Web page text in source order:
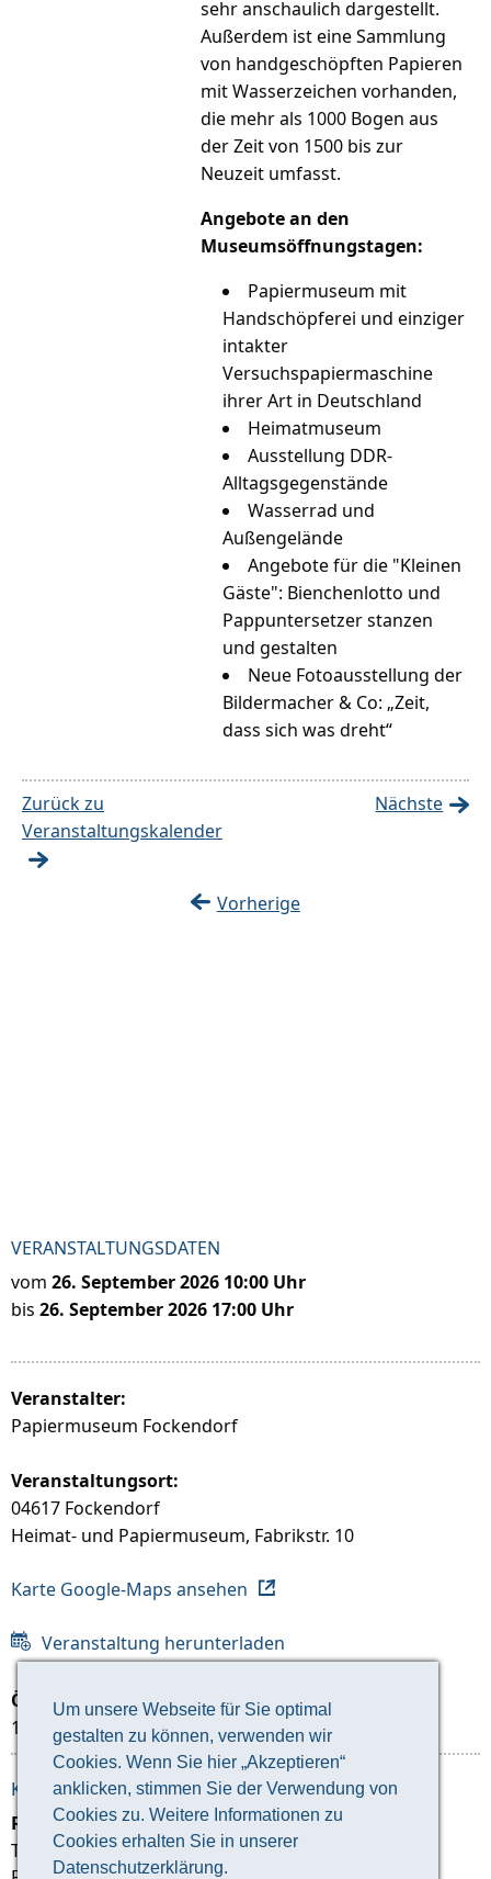
Um unsere Webseite für Sie optimal
gestalten zu können, verwenden wir
Cookies. Wenn Sie hier „Akzeptieren“
anklicken, stimmen Sie der Verwendung von
Cookies zu. Weitere Informationen zu
Cookies erhalten Sie in unserer
Datenschutzerklärung.
sehr anschaulich dargestellt.
Außerdem ist eine Sammlung
von handgeschöpften Papieren
mit Wasserzeichen vorhanden,
die mehr als 1000 Bogen aus
der Zeit von 1500 bis zur
Neuzeit umfasst.
Angebote an den
Museumsöffnungstagen:
Papiermuseum mit
Handschöpferei und einziger
intakter
Versuchspapiermaschine
ihrer Art in Deutschland
Heimatmuseum
Ausstellung DDR-
Alltagsgegenstände
Wasserrad und
Außengelände
Angebote für die "Kleinen
Gäste": Bienchenlotto und
Pappuntersetzer stanzen
und gestalten
Neue Fotoausstellung der
Bildermacher & Co: „Zeit,
dass sich was dreht“
Vorherige
Zurück zu
Veranstaltungskalender
Nächste
VERANSTALTUNGSDATEN
vom 26. September 2026 10:00 Uhr
bis 26. September 2026 17:00 Uhr
Veranstalter:
Papiermuseum Fockendorf
Veranstaltungsort:
04617 Fockendorf
Heimat- und Papiermuseum, Fabrikstr. 10
Karte Google-Maps ansehen
Veranstaltung herunterladen
Öffnungszeiten:
10-17 Uhr, letzter Einlass 16 Uhr
KONTAKT ZUM VERANSTALTER:
Papiermuseum Fockendorf
Traditionsverein Papierfabrik Fockendorf e.V.